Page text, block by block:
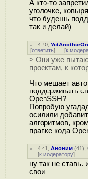
А кто-то
уголочке,
что будешь
так и делай)
4.40 ,
[ответить] [к
> Они уже
проектам, к
Что мешает
поддерживать
OpenSSH?
Попробую
осилили
алгоритмов,
правке кода
4.41 ,Аноним (41),
[к модератору]
ну так не ставь.
свои